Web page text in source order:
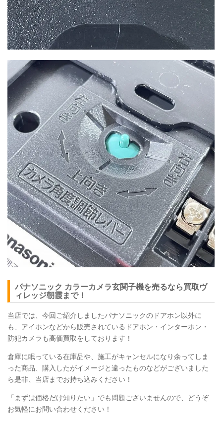
パナソニック カラーカメラ玄関子機を売るなら買取ヴ
ィレッジ朝霞まで！
当店では、今回ご紹介しましたパナソニックのドアホン以外に
も、アイホンなどから販売されているドアホン・インターホン・
防犯カメラも高価買取をしております！
倉庫に眠っている在庫品や、施工がキャンセルになり余ってしま
った商品、購入したがイメージと違ったものなどがございました
ら是非、当店までお持ち込みください！
「まずは価格だけ知りたい」でも問題ございませんので、どうぞ
お気軽にお問い合わせください！